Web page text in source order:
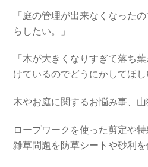
「庭の管理が出来なくなった
らしたい。」
「木が大きくなりすぎて落ち
けているのでどうにかしてほし
木やお庭に関するお悩み事、山
ロープワークを使った剪定や
雑草問題を防草シートや砂利を